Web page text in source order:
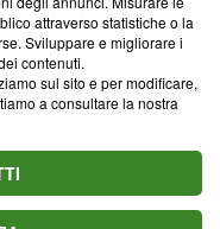
Carlo Frasca, 3 - 6900
attraverso statistiche o la
Sviluppare e migliorare i
contenuti.
sul sito e per modificare,
a consultare la nostra